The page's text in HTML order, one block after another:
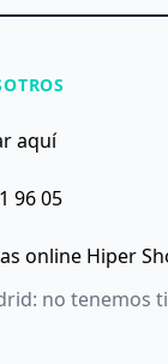
aquí
96 05
online Hiper
no tenemos